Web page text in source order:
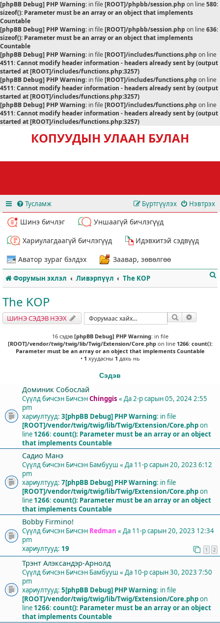
[phpBB Debug] PHP Warning: in file[ROOT]/phpbb/session.php on line580:
sizeof(): Parameter must be an array or an object that implements
Countable
[phpBB Debug] PHP Warning: in file[ROOT]/phpbb/session.php on line636:
sizeof(): Parameter must be an array or an object that implements
Countable
[phpBB Debug] PHP Warning: in file[ROOT]/includes/functions.php on line
4511:Cannot modify header information - headers already sent by (output
started at [ROOT]/includes/functions.php:3257)
[phpBB Debug] PHP Warning: in file[ROOT]/includes/functions.php on line
4511:Cannot modify header information - headers already sent by (output
started at [ROOT]/includes/functions.php:3257)
[phpBB Debug] PHP Warning: in file[ROOT]/includes/functions.php on line
4511:Cannot modify header information - headers already sent by (output
started at [ROOT]/includes/functions.php:3257)
КОПУУДЫН УЛААН БУЛАН
Тусламж Нэвтрэх
Бүртгүүлэх
Шинэ бичлэг
Уншаагүй бичлэгүүд
Хариулагдаагүй бичлэгүүд
Идэвхитэй сэдвүүд
Аватор зураг бэлдэх
Заавар, зөвөлгөө
Форумын эхлэл Ливэрпүүл The KOP
The KOP
ШИНЭ СЭДЭВ НЭЭХ Хайлт
16 сэдэв [phpBB Debug] PHP Warning: in file
[ROOT]/vendor/twig/twig/lib/Twig/Extension/Core.phpon line 1266: count():
Parameter must be an array or an object that implements Countable
• 1 хуудасны 1 дахь нь
Сэдэв
Доминик Собослай
Сүүлд бичсэн БичсэнChinggis « Да 2-р сарын 05, 2024 2:55
pm
хариултууд: 3[phpBB Debug] PHP Warning: in file
[ROOT]/vendor/twig/twig/lib/Twig/Extension/Core.phpon
line 1266: count(): Parameter must be an array or an object
that implements Countable
Садио Манэ
Сүүлд бичсэн Бичсэн Бамбууш « Да 11-р сарын 20, 2023 6:12
pm
хариултууд: 7[phpBB Debug] PHP Warning: in file
[ROOT]/vendor/twig/twig/lib/Twig/Extension/Core.phpon
line 1266: count(): Parameter must be an array or an object
that implements Countable
Bobby Firmino!
Сүүлд бичсэн Бичсэн Redman « Да 11-р сарын 20, 2023 12:34
pm
хариултууд: 19 1 2
Трэнт Алэксандэр-Арнолд
Сүүлд бичсэн Бичсэн Бамбууш « Да 10-р сарын 30, 2023 7:50
pm
хариултууд: 5[phpBB Debug] PHP Warning: in file
[ROOT]/vendor/twig/twig/lib/Twig/Extension/Core.phpon
line 1266: count(): Parameter must be an array or an object
that implements Countable